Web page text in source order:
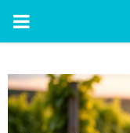
PRIMARY